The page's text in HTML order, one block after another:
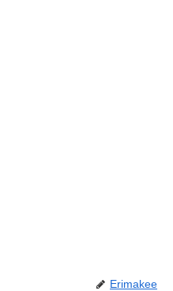
Erimakee